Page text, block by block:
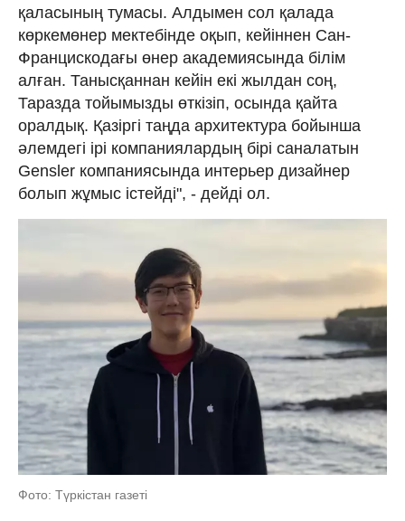
қаласының тумасы. Алды­мен сол қалада
көркемөнер мектебінде оқып, кейіннен Сан-
Францискодағы өнер ака­демиясында білім
алған. Танысқаннан кейін екі жылдан соң,
Таразда тойымызды өт­кізіп, осында қайта
оралдық. Қазіргі таңда ар­хитектура бойынша
әлемдегі ірі ком­па­ниялардың бірі саналатын
Gensler компа­ниясында интерьер дизайнер
болып жұмыс істейді", - дейді ол.
Фото: Түркістан газеті